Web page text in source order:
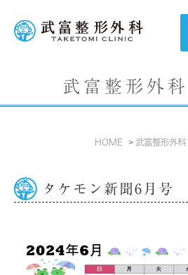
武富整形外
HOME 武富整形外科
タケモン新聞6月号